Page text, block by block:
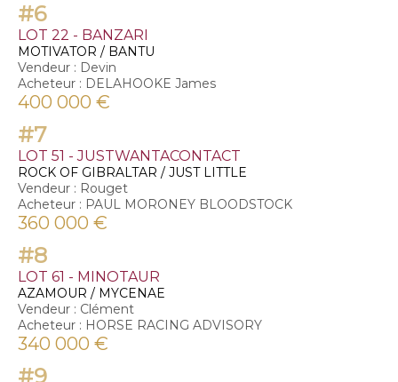
#6
LOT 22 - BANZARI
MOTIVATOR / BANTU
Vendeur : Devin
Acheteur : DELAHOOKE James
400 000 €
#7
LOT 51 - JUSTWANTACONTACT
ROCK OF GIBRALTAR / JUST LITTLE
Vendeur : Rouget
Acheteur : PAUL MORONEY BLOODSTOCK
360 000 €
#8
LOT 61 - MINOTAUR
AZAMOUR / MYCENAE
Vendeur : Clément
Acheteur : HORSE RACING ADVISORY
340 000 €
#9